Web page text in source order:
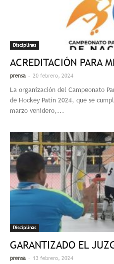
Disciplinas
ACREDITACIÓN PARA
prensa - 20 febrero, 2024
La organización del Campeonato
de Hockey Patín 2024, que se
marzo venidero,...
Disciplinas
GARANTIZADO EL
prensa - 13 febrero, 2024